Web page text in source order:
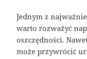
Jednym z
warto rozważyć
oszczędności.
może przywrócić